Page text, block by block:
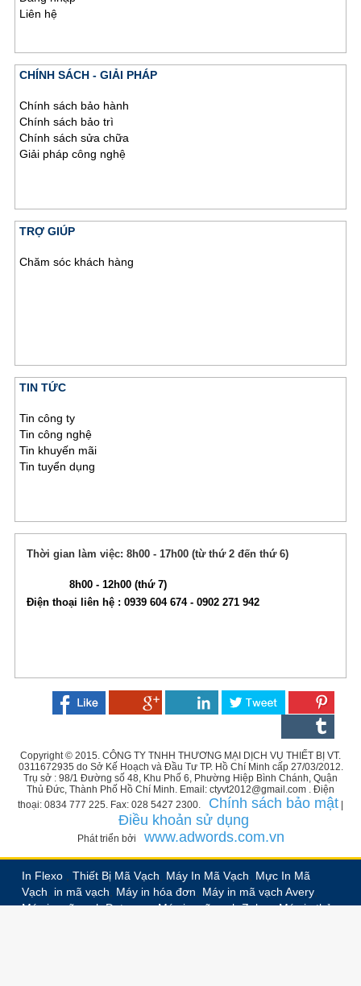
Liên hệ
CHÍNH SÁCH - GIẢI PHÁP
Chính sách bảo hành
Chính sách bảo trì
Chính sách sửa chữa
Giải pháp công nghệ
TRỢ GIÚP
Chăm sóc khách hàng
TIN TỨC
Tin công ty
Tin công nghệ
Tin khuyến mãi
Tin tuyển dụng
Thời gian làm việc: 8h00 - 17h00 (từ thứ 2 đến thứ 6)
8h00 - 12h00 (thứ 7)
Điện thoại liên hệ : 0939 604 674 - 0902 271 942
Copyright © 2015. CÔNG TY TNHH THƯƠNG MẠI DỊCH VỤ THIẾT BỊ VT.
0311672935 do Sở Kế Hoạch và Đầu Tư TP. Hồ Chí Minh cấp 27/03/2012.
Trụ sở : 98/1 Đường số 48, Khu Phố 6, Phường Hiệp Bình Chánh, Quận
Thủ Đức, Thành Phố Hồ Chí Minh. Email: ctyvt2012@gmail.com . Điện
thoại: 0834 777 225. Fax: 028 5427 2300.
Chính sách bảo mật
Điều khoản sử dụng
Phát triển bởi www.adwords.com.vn
In Flexo ,Thiết Bị Mã Vạch Máy In Mã Vạch
Mực In Mã
Vạch
in mã vạch Máy in hóa đơn Máy in mã vạch Avery
Máy in mã vạch Datamax,Máy in mã vạch Zebra,Máy in thẻ